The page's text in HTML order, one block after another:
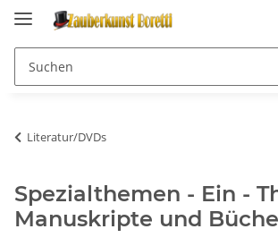
Literatur/DVDs
Spezialthemen - Ein -
Manuskripte und